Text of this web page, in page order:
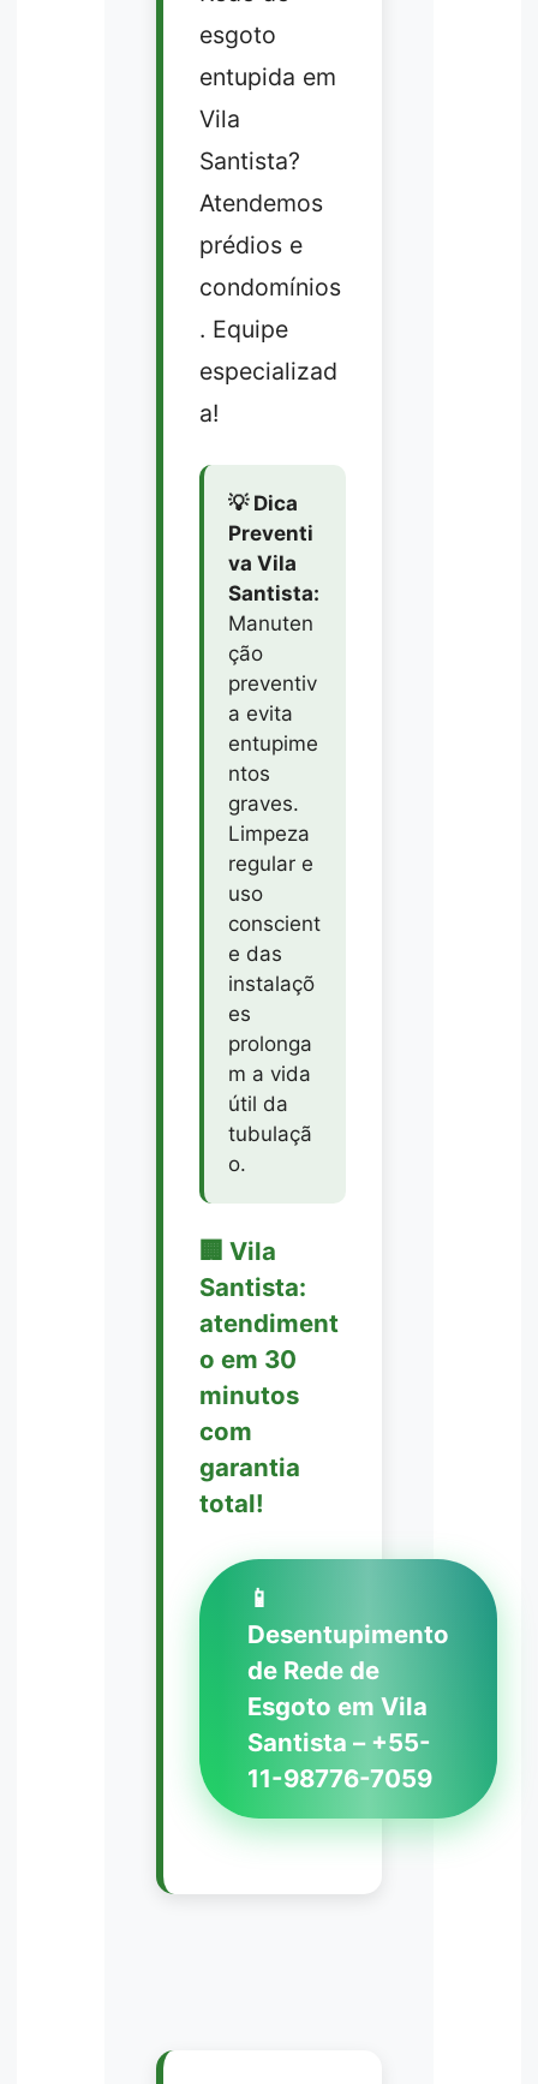
esgoto
entupida em
Vila
Santista?
Atendemos
prédios e
condomínios
. Equipe
especializad
a!
💡 Dica
Preventi
va Vila
Santista:
Manuten
ção
preventiv
a evita
entupime
ntos
graves.
Limpeza
regular e
uso
conscient
e das
instalaçõ
es
prolonga
m a vida
útil da
tubulaçã
o.
🏢 Vila
Santista:
atendiment
o em 30
minutos
com
garantia
total!
📱
Desentupimento
de Rede de
Esgoto em Vila
Santista – +55-
11-98776-7059